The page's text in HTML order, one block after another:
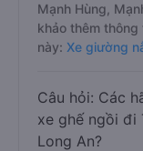
Mạnh Hùng,
khảo thêm
này: Xe giường
Câu hỏi: Các
xe ghế ngồi đi
Long An?